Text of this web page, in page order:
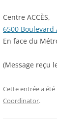
Centre ACCÈS,
6500 Boulevard
En face du
(Message reçu
Cette entrée a
Coordinator.